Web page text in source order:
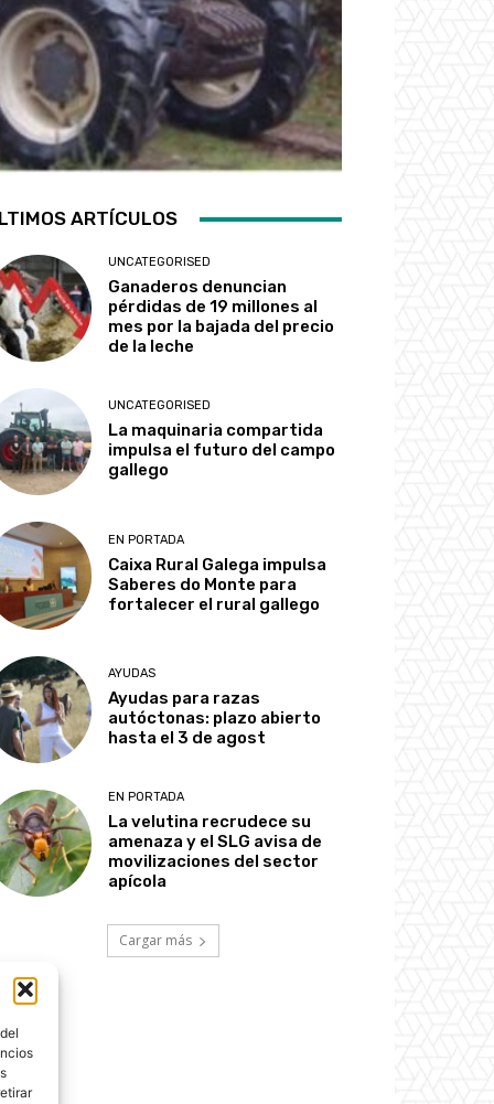
ARTÍCULOS
UNCATEGORISED
Ganaderos denuncian
pérdidas de 19 millones al
mes por la bajada del precio
de la leche
UNCATEGORISED
La maquinaria compartida
impulsa el futuro del campo
gallego
EN PORTADA
Caixa Rural Galega impulsa
Saberes do Monte para
fortalecer el rural gallego
AYUDAS
Ayudas para razas
autóctonas: plazo abierto
hasta el 3 de agost
EN PORTADA
La velutina recrudece su
amenaza y el SLG avisa de
movilizaciones del sector
apícola
Cargar más